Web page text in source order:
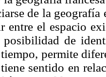
de la geografía
entre el espacio
de
permite
sentido en